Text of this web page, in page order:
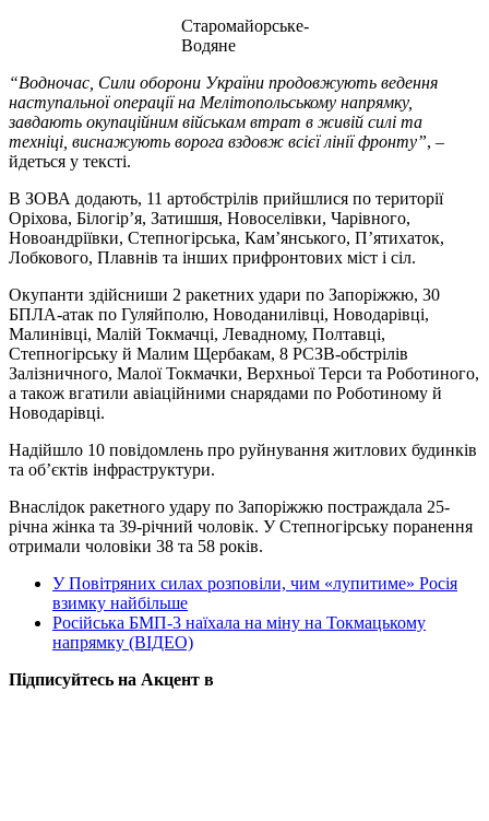
Старомайорське-
Водяне
“Водночас, Сили оборони України продовжують ведення
наступальної операції на Мелітопольському напрямку,
завдають окупаційним військам втрат в живій силі та
техніці, виснажують ворога вздовж всієї лінії фронту”, –
йдеться у тексті.
В ЗОВА додають, 11 артобстрілів прийшлися по території
Оріхова, Білогір’я, Затишшя, Новоселівки, Чарівного,
Новоандріївки, Степногірська, Кам’янського, П’ятихаток,
Лобкового, Плавнів та інших прифронтових міст і сіл.
Окупанти здійсниши 2 ракетних удари по Запоріжжю, 30
БПЛА-атак по Гуляйполю, Новоданилівці, Новодарівці,
Малинівці, Малій Токмачці, Левадному, Полтавці,
Степногірську й Малим Щербакам, 8 РСЗВ-обстрілів
Залізничного, Малої Токмачки, Верхньої Терси та Роботиного,
а також вгатили авіаційними снарядами по Роботиному й
Новодарівці.
Надійшло 10 повідомлень про руйнування житлових будинків
та об’єктів інфраструктури.
Внаслідок ракетного удару по Запоріжжю постраждала 25-
річна жінка та 39-річний чоловік. У Степногірську поранення
отримали чоловіки 38 та 58 років.
У Повітряних силах розповіли, чим «лупитиме» Росія
взимку найбільше
Російська БМП-3 наїхала на міну на Токмацькому
напрямку (ВІДЕО)
Підписуйтесь на Акцент в